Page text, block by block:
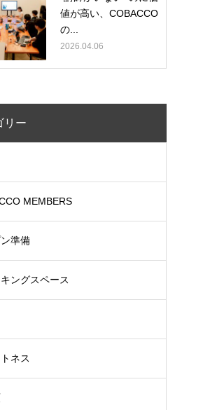
値が高い、COBACCO
の...
2026.04.06
リー
MEMBERS
準備
ングスペース
ネス